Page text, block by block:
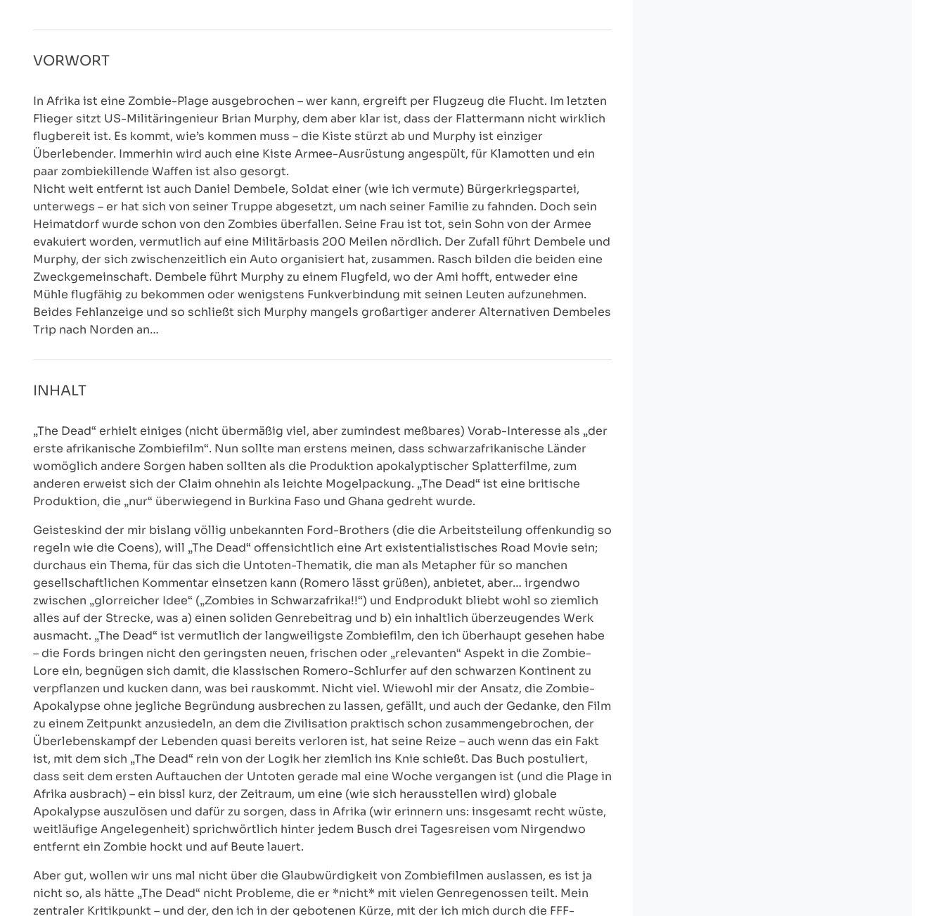
VORWORT
In Afrika ist eine Zombie-Plage ausgebrochen – wer kann, ergreift per Flugzeug die Flucht. Im letzten
Flieger sitzt US-Militäringenieur Brian Murphy, dem aber klar ist, dass der Flattermann nicht wirklich
flugbereit ist. Es kommt, wie’s kommen muss – die Kiste stürzt ab und Murphy ist einziger
Überlebender. Immerhin wird auch eine Kiste Armee-Ausrüstung angespült, für Klamotten und ein
paar zombiekillende Waffen ist also gesorgt.
Nicht weit entfernt ist auch Daniel Dembele, Soldat einer (wie ich vermute) Bürgerkriegspartei,
unterwegs – er hat sich von seiner Truppe abgesetzt, um nach seiner Familie zu fahnden. Doch sein
Heimatdorf wurde schon von den Zombies überfallen. Seine Frau ist tot, sein Sohn von der Armee
evakuiert worden, vermutlich auf eine Militärbasis 200 Meilen nördlich. Der Zufall führt Dembele und
Murphy, der sich zwischenzeitlich ein Auto organisiert hat, zusammen. Rasch bilden die beiden eine
Zweckgemeinschaft. Dembele führt Murphy zu einem Flugfeld, wo der Ami hofft, entweder eine
Mühle flugfähig zu bekommen oder wenigstens Funkverbindung mit seinen Leuten aufzunehmen.
Beides Fehlanzeige und so schließt sich Murphy mangels großartiger anderer Alternativen Dembeles
Trip nach Norden an…
INHALT
„The Dead“ erhielt einiges (nicht übermäßig viel, aber zumindest meßbares) Vorab-Interesse als „der
erste afrikanische Zombiefilm“. Nun sollte man erstens meinen, dass schwarzafrikanische Länder
womöglich andere Sorgen haben sollten als die Produktion apokalyptischer Splatterfilme, zum
anderen erweist sich der Claim ohnehin als leichte Mogelpackung. „The Dead“ ist eine britische
Produktion, die „nur“ überwiegend in Burkina Faso und Ghana gedreht wurde.
Geisteskind der mir bislang völlig unbekannten Ford-Brothers (die die Arbeitsteilung offenkundig so
regeln wie die Coens), will „The Dead“ offensichtlich eine Art existentialistisches Road Movie sein;
durchaus ein Thema, für das sich die Untoten-Thematik, die man als Metapher für so manchen
gesellschaftlichen Kommentar einsetzen kann (Romero lässt grüßen), anbietet, aber… irgendwo
zwischen „glorreicher Idee“ („Zombies in Schwarzafrika!!“) und Endprodukt bliebt wohl so ziemlich
alles auf der Strecke, was a) einen soliden Genrebeitrag und b) ein inhaltlich überzeugendes Werk
ausmacht. „The Dead“ ist vermutlich der langweiligste Zombiefilm, den ich überhaupt gesehen habe
– die Fords bringen nicht den geringsten neuen, frischen oder „relevanten“ Aspekt in die Zombie-
Lore ein, begnügen sich damit, die klassischen Romero-Schlurfer auf den schwarzen Kontinent zu
verpflanzen und kucken dann, was bei rauskommt. Nicht viel. Wiewohl mir der Ansatz, die Zombie-
Apokalypse ohne jegliche Begründung ausbrechen zu lassen, gefällt, und auch der Gedanke, den Film
zu einem Zeitpunkt anzusiedeln, an dem die Zivilisation praktisch schon zusammengebrochen, der
Überlebenskampf der Lebenden quasi bereits verloren ist, hat seine Reize – auch wenn das ein Fakt
ist, mit dem sich „The Dead“ rein von der Logik her ziemlich ins Knie schießt. Das Buch postuliert,
dass seit dem ersten Auftauchen der Untoten gerade mal eine Woche vergangen ist (und die Plage in
Afrika ausbrach) – ein bissl kurz, der Zeitraum, um eine (wie sich herausstellen wird) globale
Apokalypse auszulösen und dafür zu sorgen, dass in Afrika (wir erinnern uns: insgesamt recht wüste,
weitläufige Angelegenheit) sprichwörtlich hinter jedem Busch drei Tagesreisen vom Nirgendwo
entfernt ein Zombie hockt und auf Beute lauert.
Aber gut, wollen wir uns mal nicht über die Glaubwürdigkeit von Zombiefilmen auslassen, es ist ja
nicht so, als hätte „The Dead“ nicht Probleme, die er *nicht* mit vielen Genregenossen teilt. Mein
zentraler Kritikpunkt – und der, den ich in der gebotenen Kürze, mit der ich mich durch die FFF-